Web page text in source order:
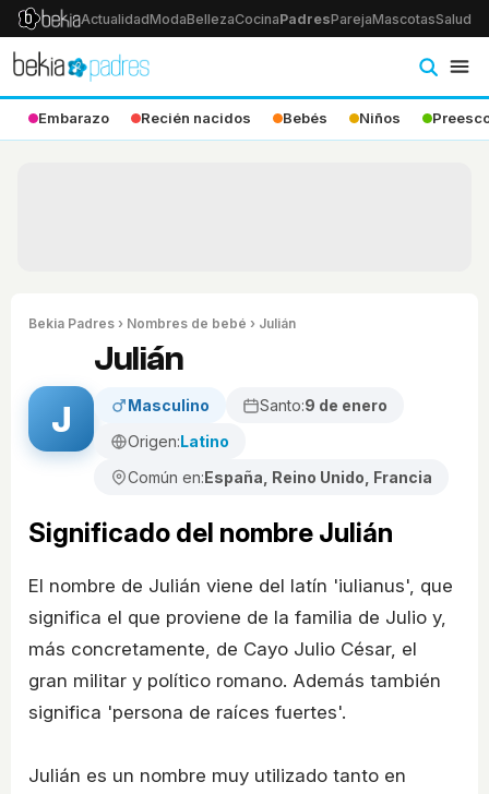
ActualidadModaBellezaCocinaPadresParejaMascotasSalud
Embarazo Recién nacidos Bebés Niños
Bekia Padres › Nombres de bebé › Julián
J
Julián
Masculino Santo:9 de enero
Origen:Latino
Común en:España, Reino Unido, Francia
Significado del nombre Julián
El nombre de Julián viene del latín 'iulianus', que
significa el que proviene de la familia de Julio y,
más concretamente, de Cayo Julio César, el
gran militar y político romano. Además también
significa 'persona de raíces fuertes'.
Julián es un nombre muy utilizado tanto en